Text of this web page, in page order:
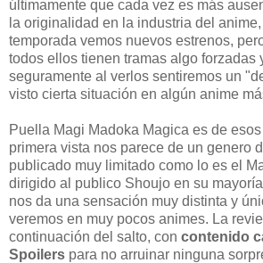
últimamente que cada vez es más
la originalidad en la industria del
temporada vemos nuevos estrenos,
todos ellos tienen tramas algo forzadas
seguramente al verlos sentiremos un
visto cierta situación en algún anime
Puella Magi Madoka Magica es de
primera vista nos parece de un genero
publicado muy limitado como lo es el
dirigido al publico Shoujo en su
nos da una sensación muy distinta y
veremos en muy pocos animes. La
continuación del salto, con contenido
Spoilers para no arruinar ninguna